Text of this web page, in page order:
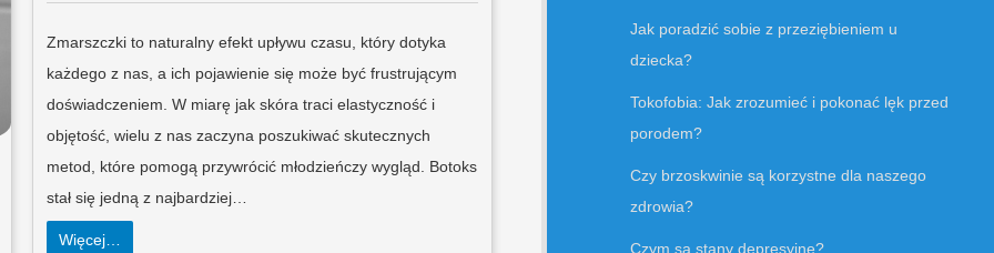
Zmarszczki to naturalny efekt upływu czasu, który dotyka
każdego z nas, a ich pojawienie się może być frustrującym
doświadczeniem. W miarę jak skóra traci elastyczność i
objętość, wielu z nas zaczyna poszukiwać skutecznych
metod, które pomogą przywrócić młodzieńczy wygląd. Botoks
stał się jedną z najbardziej…
Więcej…
Jak poradzić sobie z przeziębieniem u
dziecka?
Tokofobia: Jak zrozumieć i pokonać lęk przed
porodem?
Czy brzoskwinie są korzystne dla naszego
zdrowia?
Czym są stany depresyjne?